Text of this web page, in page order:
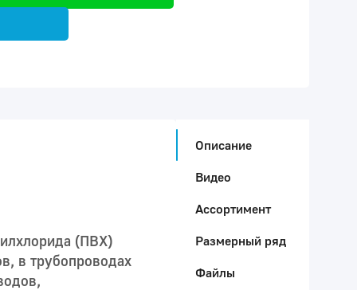
(ПВХ)
в трубопроводах
Описание
Видео
Ассортимент
Размерный ряд
Файлы